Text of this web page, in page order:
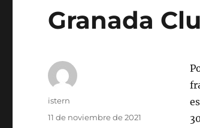
Granada
Autor
istern
Publicado
11 de noviembre de 2021